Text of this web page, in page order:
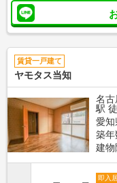
賃貸一戸建て
ヤモタス当知
名古
駅
愛知
築年
建物
即入